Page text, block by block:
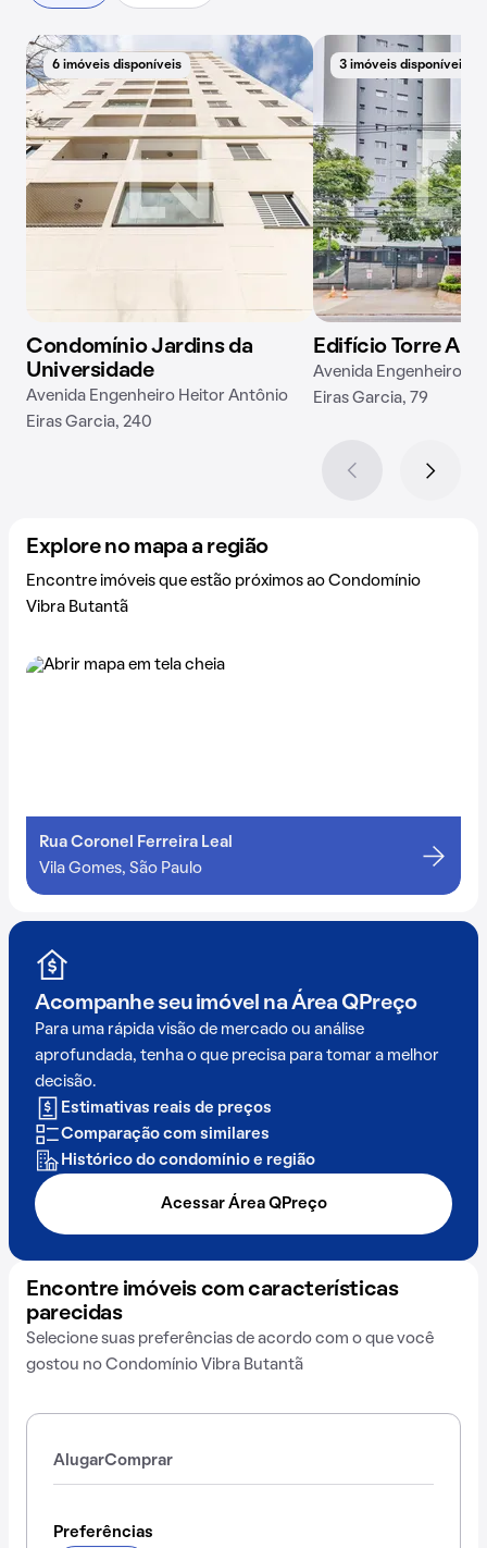
6 imóveis disponíveis
Condomínio Jardins da
Universidade
Avenida Engenheiro Heitor Antônio
Eiras Garcia, 240
3 imóveis disponíveis
Edifício Torre
Avenida Engenheiro
Eiras Garcia, 79
Explore no mapa a região
Encontre imóveis que estão próximos ao Condomínio
Vibra Butantã
Rua Coronel Ferreira Leal
Vila Gomes, São Paulo
Acompanhe seu imóvel na Área QPreço
Para uma rápida visão de mercado ou análise
aprofundada, tenha o que precisa para tomar a melhor
decisão.
Estimativas reais de preços
Comparação com similares
Histórico do condomínio e região
Acessar Área QPreço
Encontre imóveis com características
parecidas
Selecione suas preferências de acordo com o que você
gostou no Condomínio Vibra Butantã
AlugarComprar
Preferências